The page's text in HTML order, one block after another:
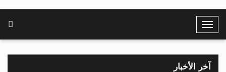
T
o
g
آخر الأخبار